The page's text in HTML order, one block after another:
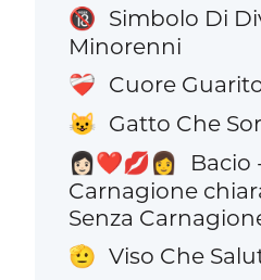
🔞 Simbolo Di
Minorenni
❤️‍🩹 Cuore
😺 Gatto Che
👩🏻‍❤️‍💋‍👩
Bacio
Carnagione
Senza
🫡 Viso Che